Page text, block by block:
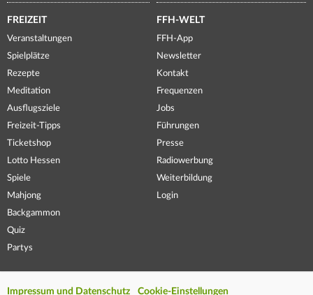
FREIZEIT
Veranstaltungen
Spielplätze
Rezepte
Meditation
Ausflugsziele
Freizeit-Tipps
Ticketshop
Lotto Hessen
Spiele
Mahjong
Backgammon
Quiz
Partys
FFH-WELT
FFH-App
Newsletter
Kontakt
Frequenzen
Jobs
Führungen
Presse
Radiowerbung
Weiterbildung
Login
Impressum und Datenschutz Cookie-Einstellungen